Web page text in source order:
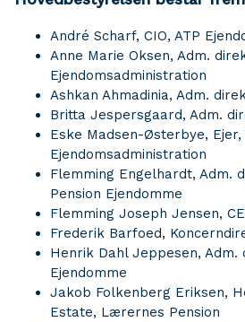
André Scharf, CIO, ATP
Anne Marie Oksen, Adm.
Ejendomsadministration
Ashkan Ahmadinia, Adm.
Britta Jespersgaard, Adm.
Eske Madsen-Østerbye, Ejer,
Ejendomsadministration
Flemming Engelhardt, Adm.
Pension Ejendomme
Flemming Joseph Jensen,
Frederik Barfoed,
Henrik Dahl Jeppesen, Adm.
Ejendomme
Jakob Folkenberg Eriksen,
Estate, Lærernes Pension